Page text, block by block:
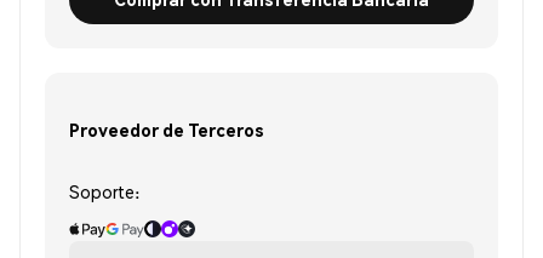
Proveedor de Terceros
Soporte: